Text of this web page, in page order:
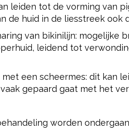
leiden tot de vorming van
de huid in de liesstreek ook
van bikinilijn: mogelijke
leidend tot
een scheermes: dit kan
gepaard gaat met het
worden